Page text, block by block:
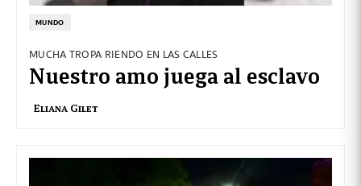
MUNDO
MUCHA TROPA RIENDO EN LAS CALLES
Nuestro amo juega al esclavo
Eliana Gilet